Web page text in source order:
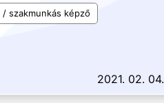
/ szakmunkás képző
2021. 02. 04.